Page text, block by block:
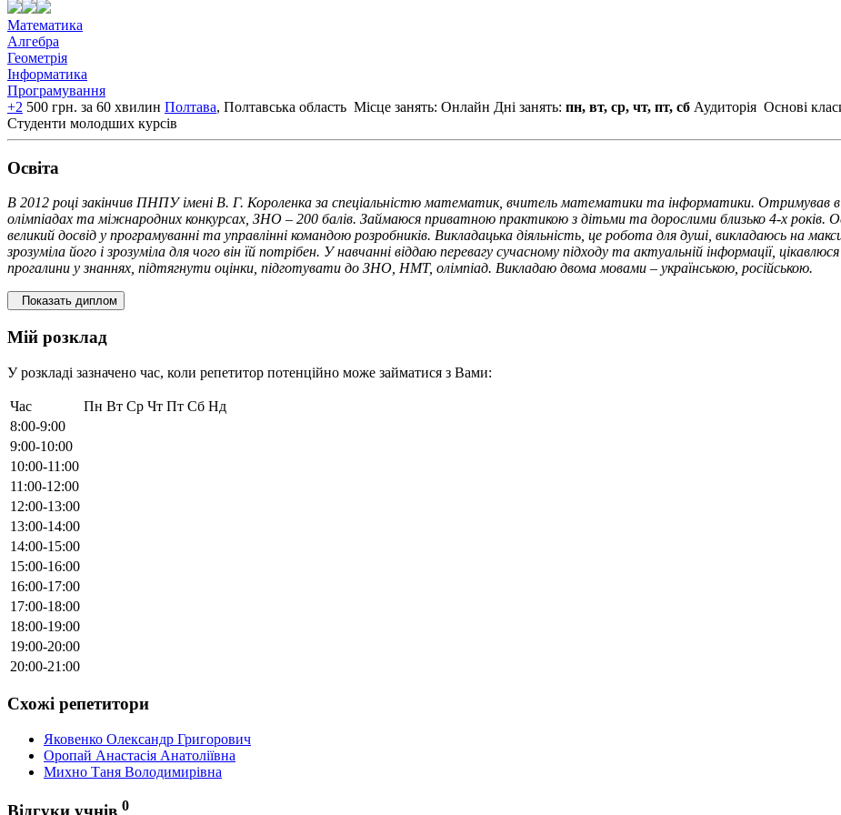
Математика
Алгебра
Геометрія
Інформатика
Програмування
+2 500 грн. за 60 хвилин Полтава, Полтавська область Місце занять: Онлайн Дні занять: пн, вт, ср, чт, пт, сб Аудиторія Основі
Студенти молодших курсів
Освiта
В 2012 році закінчив ПНПУ імені В. Г. Короленка за спеціальністю математик, вчитель математики та інформатики. Отримував
олімпіадах та міжнародних конкурсах, ЗНО – 200 балів. Займаюся приватною практикою з дітьми та дорослими близько 4-х років.
великий досвід у програмуванні та управлінні командою розробників. Викладацька діяльність, це робота для душі, викладаюсь на
зрозуміла його і зрозуміла для чого він їй потрібен. У навчанні віддаю перевагу сучасному підходу та актуальній інформації,
прогалини у знаннях, підтягнути оцінки, підготувати до ЗНО, НМТ, олімпіад. Викладаю двома мовами – українською, російською.
Показать диплом
Мій розклад
У розкладі зазначено час, коли репетитор потенційно може займатися з Вами:
Час Пн Вт Ср Чт Пт Сб Нд
8:00-9:00
9:00-10:00
10:00-11:00
11:00-12:00
12:00-13:00
13:00-14:00
14:00-15:00
15:00-16:00
16:00-17:00
17:00-18:00
18:00-19:00
19:00-20:00
20:00-21:00
Схожі репетитори
Яковенко Олександр Григорович
Оропай Анастасія Анатоліївна
Михно Таня Володимирівна
Відгуки учнів 0